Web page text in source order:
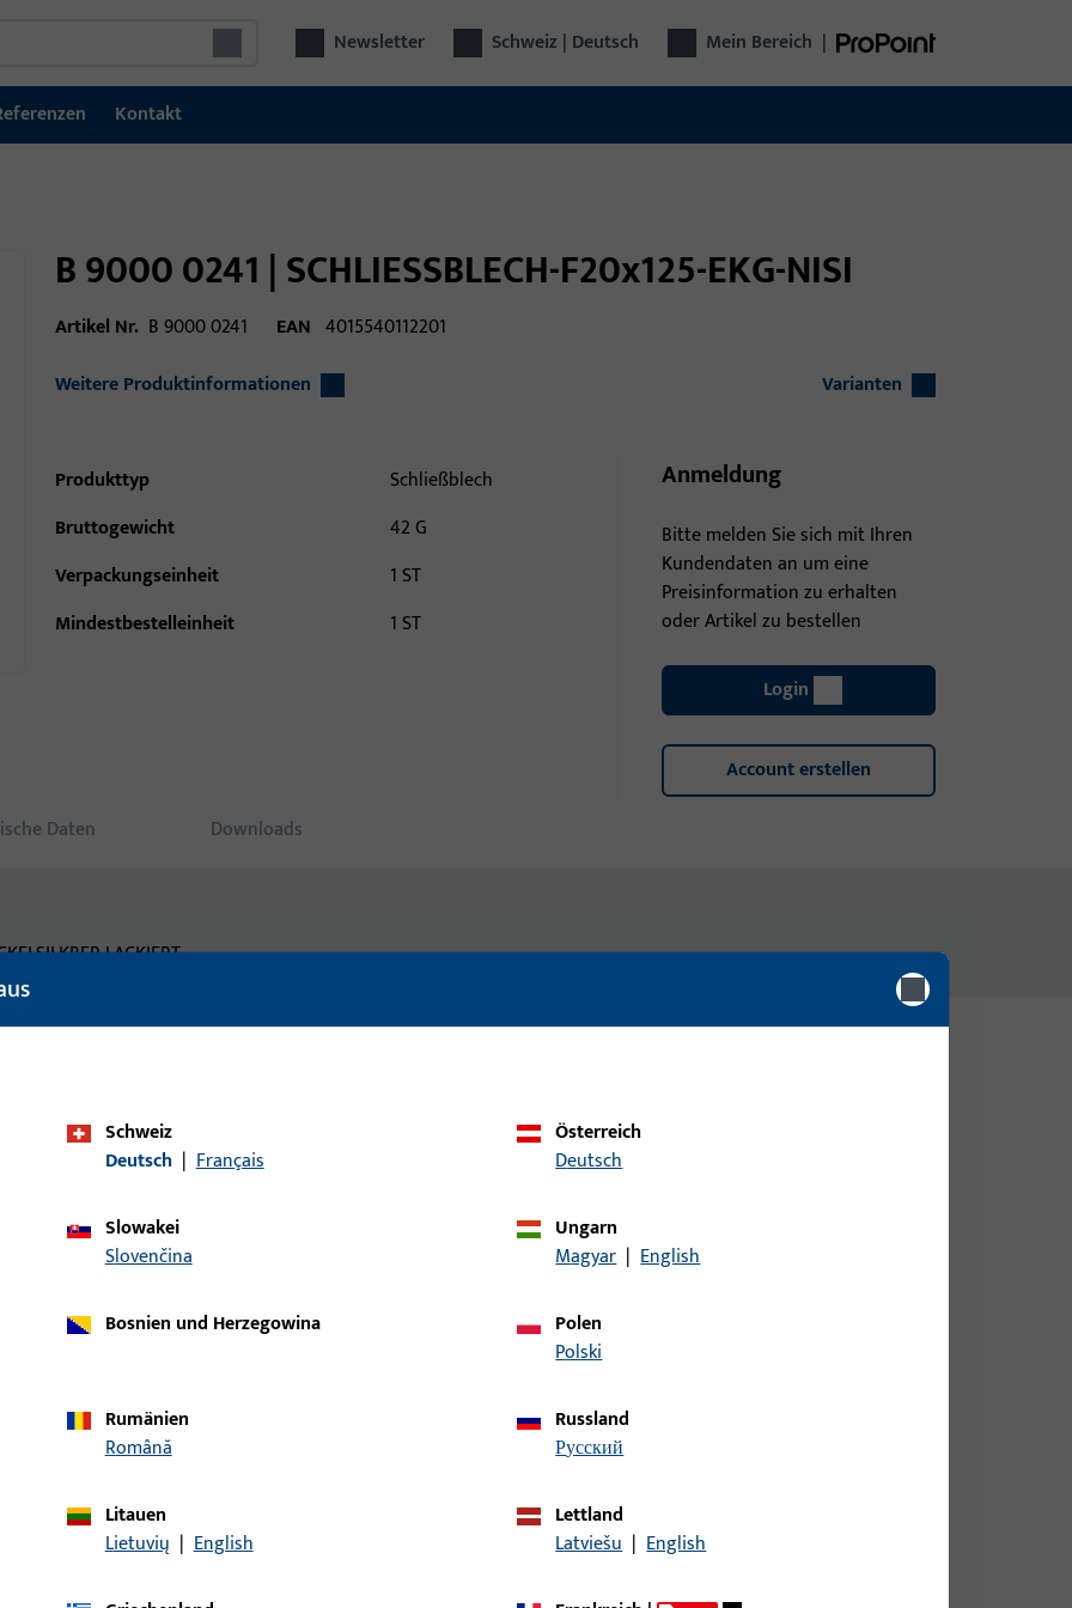
Newsletter Schweiz | Deutsch Mein Bereich |
Kontakt
B 9000 0241 | SCHLIESSBLECH-F20x125-EKG-NISI
Artikel Nr. B 9000 0241 EAN 4015540112201
Weitere Produktinformationen
Varianten
Produkttyp
Schließblech
Bruttogewicht
42 G
Verpackungseinheit
1 ST
Mindestbestelleinheit
1 ST
Anmeldung
Bitte melden Sie sich mit Ihren
Kundendaten an um eine
Preisinformation zu erhalten
oder Artikel zu bestellen
Login
Account erstellen
Daten Downloads
LACKIERT
43x200x1,5-EKG
LAPPENSCHLIESSBLECH, DIN LS, AUS NICHTROST.STAHL,ECKIG,
EKG-X
WINKELSCHLIESSBLECHE DIN LS AUS NICHTROST.STAHL,ECKIG,
Schweiz
Deutsch | Français
Österreich
Deutsch
Slowakei
Slovenčina
Ungarn
Magyar | English
Bosnien und Herzegowina
Polen
Polski
Rumänien
Română
Russland
русский
Litauen
Lietuvių | English
Lettland
Latviešu | English